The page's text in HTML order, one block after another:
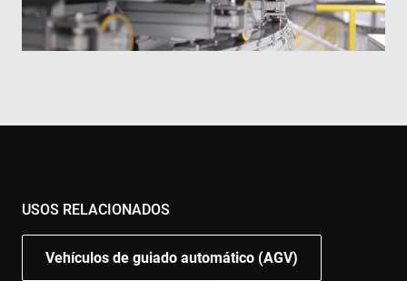
USOS RELACIONADOS
Vehículos de guiado automático (AGV)